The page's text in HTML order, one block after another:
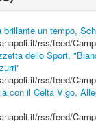
brillante un tempo,
rss/feed/
dello Sport,
rss/feed/
con il Celta Vigo,
rss/feed/